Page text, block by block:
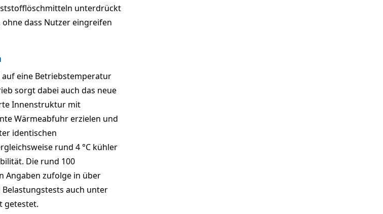
unterdrückt
dass Nutzer eingreifen
auf eine Betriebstemperatur
sorgt dabei auch das neue
Innenstruktur mit
Wärmeabfuhr erzielen und
identischen
rund 4 °C kühler
Die rund 100
Angaben zufolge in über
auch unter
getestet.